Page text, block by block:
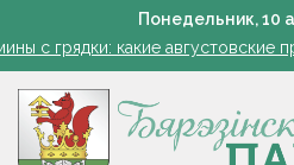
Понедельник,10
Как правильно выбрать
с грядки: какие августовские
на огурцах: как не перепутать
Усиленный